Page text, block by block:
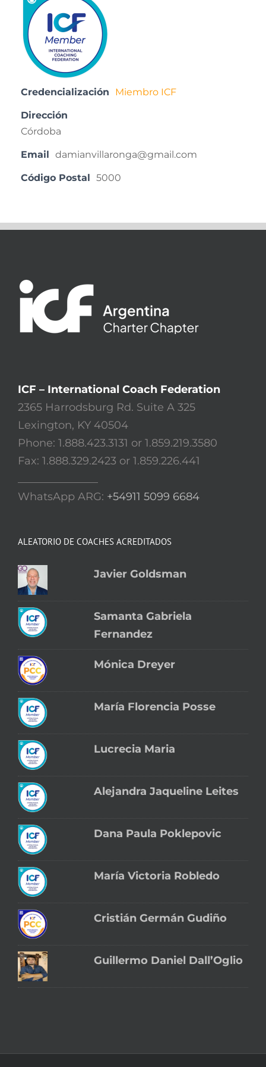
Credencialización Miembro ICF
Dirección
Córdoba
Email damianvillaronga@gmail.com
Código Postal 5000
ICF – International Coach Federation
2365 Harrodsburg Rd. Suite A 325
Lexington, KY 40504
Phone: 1.888.423.3131 or 1.859.219.3580
Fax: 1.888.329.2423 or 1.859.226.441
WhatsApp ARG: +54911 5099 6684
ALEATORIO DE COACHES ACREDITADOS
Javier Goldsman
Samanta Gabriela
Fernandez
Mónica Dreyer
María Florencia Posse
Lucrecia Maria
Alejandra Jaqueline Leites
Dana Paula Poklepovic
María Victoria Robledo
Cristián Germán Gudiño
Guillermo Daniel Dall’Oglio